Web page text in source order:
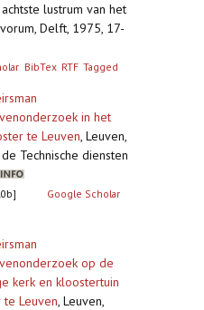
lustrum van het
Delft, 1975, 17-
BibTex RTF Tagged
in het
te Leuven, Leuven,
Technische diensten
Google Scholar
op de
kerk en kloostertuin
Leuven, Leuven,